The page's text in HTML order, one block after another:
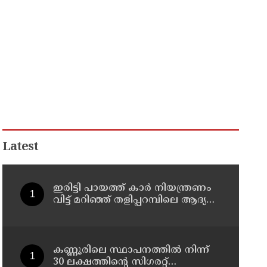
Latest
ഇരിട്ടി പായത്ത് കാർ നിയന്ത്രണം
വിട്ട് മറിഞ്ഞ് തളിപ്പറമ്പിലെ ആദ്യ
കണ്ണൂരിലെ സ്ഥാപനത്തിൽ നിന്ന്
30 ലക്ഷത്തിന്റെ സിഗരറ്റ്